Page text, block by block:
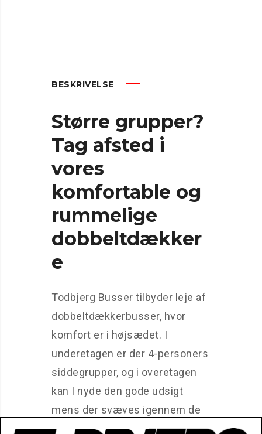
BESKRIVELSE
Større grupper?
Tag afsted i
vores
komfortable og
rummelige
dobbeltdækker
e
Todbjerg Busser tilbyder leje af
dobbeltdækkerbusser, hvor
komfort er i højsædet. I
underetagen er der 4-personers
siddegrupper, og i overetagen
kan I nyde den gode udsigt
mens der svæves igennem de
flotte landskaber. Vores